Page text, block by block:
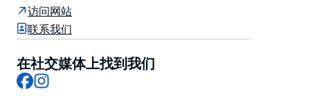
从活力四射的城市中心到隐秘的历史瑰宝，悉尼艺穗节将
为您带来独一无二的体验，颂扬当地故事，并加强观众与
这座城市丰富多彩的社区之间的联系。快来购票，明年九
月，悉尼将化身为一个色彩斑斓、文化交融的艺术盛宴，
尽情沉浸在万花筒般的创意世界中吧！
访问网站
联系我们
在社交媒体上找到我们
Facebook